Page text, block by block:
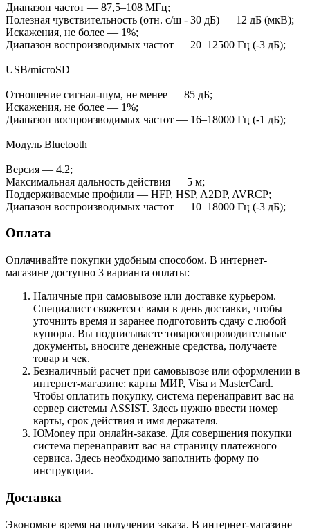
Диапазон частот — 87,5–108 МГц;
Полезная чувствительность (отн. с/ш - 30 дБ) — 12 дБ (мкВ);
Искажения, не более — 1%;
Диапазон воспроизводимых частот — 20–12500 Гц (-3 дБ);
USB/microSD
Отношение сигнал-шум, не менее — 85 дБ;
Искажения, не более — 1%;
Диапазон воспроизводимых частот — 16–18000 Гц (-1 дБ);
Модуль Bluetooth
Версия — 4.2;
Максимальная дальность действия — 5 м;
Поддерживаемые профили — HFP, HSP, A2DP, AVRCP;
Диапазон воспроизводимых частот — 10–18000 Гц (-3 дБ);
Оплата
Оплачивайте покупки удобным способом. В интернет-
магазине доступно 3 варианта оплаты:
Наличные при самовывозе или доставке курьером.
Специалист свяжется с вами в день доставки, чтобы
уточнить время и заранее подготовить сдачу с любой
купюры. Вы подписываете товаросопроводительные
документы, вносите денежные средства, получаете
товар и чек.
Безналичный расчет при самовывозе или оформлении в
интернет-магазине: карты МИР, Visa и MasterCard.
Чтобы оплатить покупку, система перенаправит вас на
сервер системы ASSIST. Здесь нужно ввести номер
карты, срок действия и имя держателя.
ЮMoney при онлайн-заказе. Для совершения покупки
система перенаправит вас на страницу платежного
сервиса. Здесь необходимо заполнить форму по
инструкции.
Доставка
Экономьте время на получении заказа. В интернет-магазине